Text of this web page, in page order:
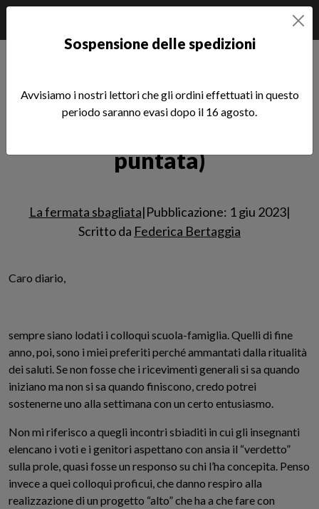
La fermata sbagliata (terza puntata)
puntata)
La fermata sbagliata|Pubblicazione: 1 giu 2023|
Scritto da Federica Bertaggia
Caro diario,
sempre siano lodati i colloqui scuola-famiglia. Quelli di fine
anno, poi, sono i miei preferiti perché ammantati dalla ritualità
dei saluti. Se non fosse che i ricevimenti generali si sa quando
iniziano ma non si sa quando finiscono, credo potrei
sostenerne uno alla settimana con un certo entusiasmo.
Non mi riferisco a quegli incontri sbiaditi in cui gli insegnanti
elencano i voti e i genitori aspettano con ansia il “verdetto”
sulla prole, quasi fosse un responso su chi l’ha concepita. Penso
invece a quei colloqui proficui, che danno respiro alla
realizzazione di un progetto “alto” che ha a che fare con
Sospensione delle spedizioni
Avvisiamo i nostri lettori che gli ordini effettuati in questo
periodo saranno evasi dopo il 16 agosto.